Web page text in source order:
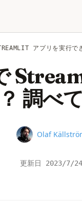
アプリを実行で
調べ
Name
Olaf
更新日 2023/7/24